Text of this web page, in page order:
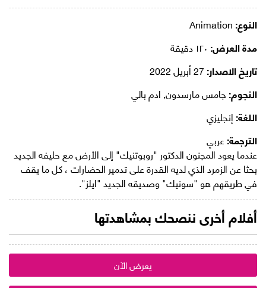
النوع:
مدة العرض:
تاريخ الاصدار:
النجوم:جامس مارسدون, ادم بالي
اللغة:إنجليزي
الترجمة:عربي
عندما يعود المجنون الدكتور "روبوتنيك" إلى الأرض مع حليفه الجديد
بحثا عن الزمرد الذي لديه القدرة على تدمير الحضارات ، كل ما يقف
في طريقهم هو "سونيك" وصديقه الجديد "ايلز".
أفلام أخرى ننصحك بمشاهدتها
يعرض الآن